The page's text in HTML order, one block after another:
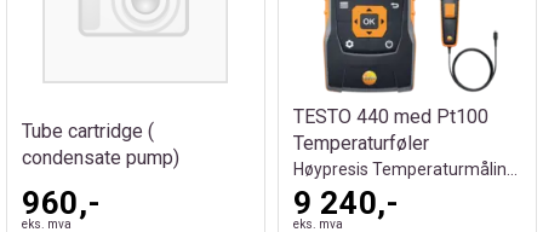
Tube cartridge (
condensate pump)
960,-
eks. mva
TESTO 440 med Pt100
Temperaturføler
9 240,-
eks. mva